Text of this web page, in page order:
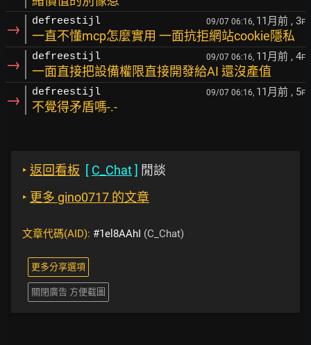
→ defreestijl 09/07 06:16, 11月前 , 3F
一直不懂mcp怎麼實用 一面抗拒網站cookie隱私
→ defreestijl 09/07 06:16, 11月前 , 4F
一面直接把設備權限直接開發給AI 還沒產值
→ defreestijl 09/07 06:16, 11月前 , 5F
不覺得矛盾嗎-.-
‣ 返回看板 [ C_Chat] 閒談
‣ 更多 gino0717 的文章
文章代碼(AID): #1el8AAhI (C_Chat)
更多分享選項
關閉廣告 方便截圖